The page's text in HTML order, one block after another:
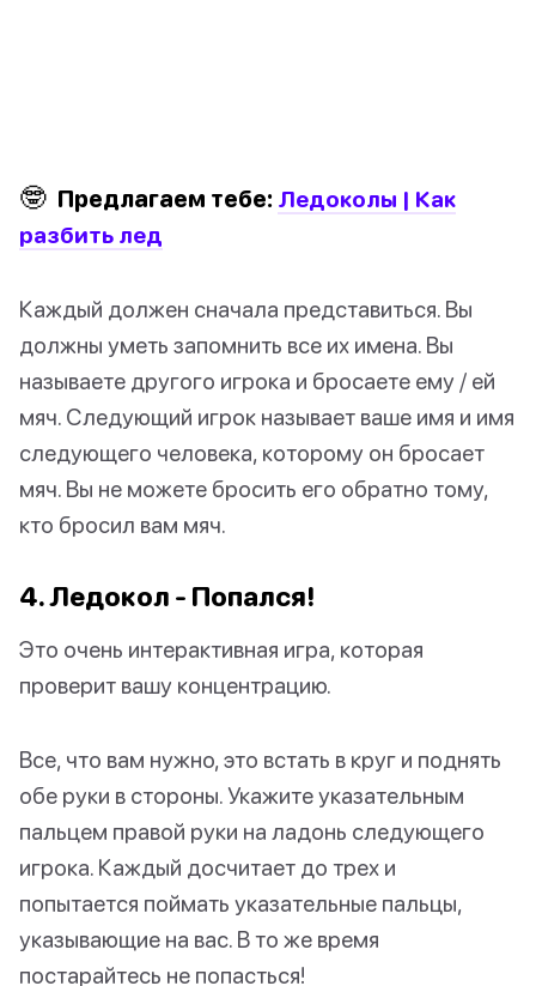
🤓 Предлагаем тебе: Ледоколы | Как
разбить лед
Каждый должен сначала представиться. Вы
должны уметь запомнить все их имена. Вы
называете другого игрока и бросаете ему / ей
мяч. Следующий игрок называет ваше имя и имя
следующего человека, которому он бросает
мяч. Вы не можете бросить его обратно тому,
кто бросил вам мяч.
4. Ледокол - Попался!
Это очень интерактивная игра, которая
проверит вашу концентрацию.
Все, что вам нужно, это встать в круг и поднять
обе руки в стороны. Укажите указательным
пальцем правой руки на ладонь следующего
игрока. Каждый досчитает до трех и
попытается поймать указательные пальцы,
указывающие на вас. В то же время
постарайтесь не попасться!